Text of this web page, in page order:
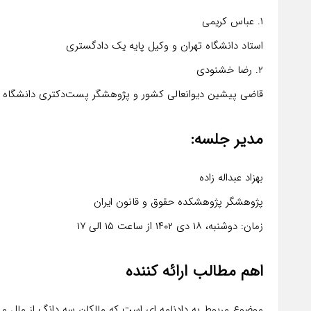
۱. عباس کریمی
استاد دانشگاه تهران و وکیل پایه یک دادگستری
۲. رضا خشنودی
قاضی پیشین دیوانعالی کشور و پژوهشگر پست‌دکتری
مدیر جلسه:
بهزاد عبداله زاده
پژوهشگر پژوهشکده حقوق و قانون ایران
زمان: دوشنبه، ۱۸ دی ۱۴۰۲ از ساعت ۱۵ الی ۱۷
اهم مطالب ارائه کننده